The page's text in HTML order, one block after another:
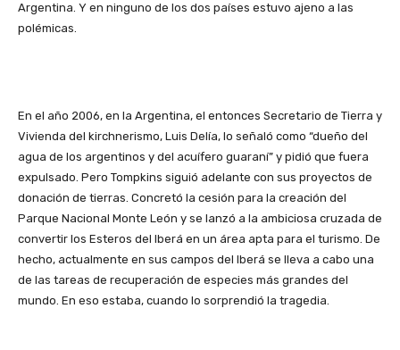
Argentina. Y en ninguno de los dos países estuvo ajeno a las
polémicas.
En el año 2006, en la Argentina, el entonces Secretario de Tierra y
Vivienda del kirchnerismo, Luis Delía, lo señaló como “dueño del
agua de los argentinos y del acuífero guaraní” y pidió que fuera
expulsado. Pero Tompkins siguió adelante con sus proyectos de
donación de tierras. Concretó la cesión para la creación del
Parque Nacional Monte León y se lanzó a la ambiciosa cruzada de
convertir los Esteros del Iberá en un área apta para el turismo. De
hecho, actualmente en sus campos del Iberá se lleva a cabo una
de las tareas de recuperación de especies más grandes del
mundo. En eso estaba, cuando lo sorprendió la tragedia.